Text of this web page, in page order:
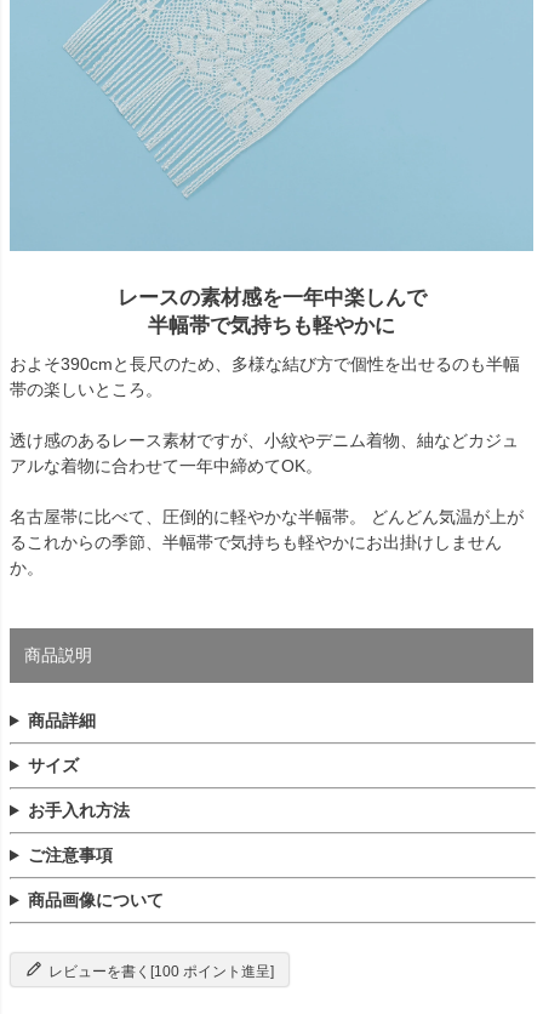
レースの素材感を一年中楽しんで
半幅帯で気持ちも軽やかに
およそ390cmと長尺のため、多様な結び方で個性を出せるのも半幅
帯の楽しいところ。
透け感のあるレース素材ですが、小紋やデニム着物、紬などカジュ
アルな着物に合わせて一年中締めてOK。
名古屋帯に比べて、圧倒的に軽やかな半幅帯。 どんどん気温が上が
るこれからの季節、半幅帯で気持ちも軽やかにお出掛けしません
か。
商品説明
商品詳細
サイズ
お手入れ方法
ご注意事項
商品画像について
レビューを書く[100 ポイント進呈]